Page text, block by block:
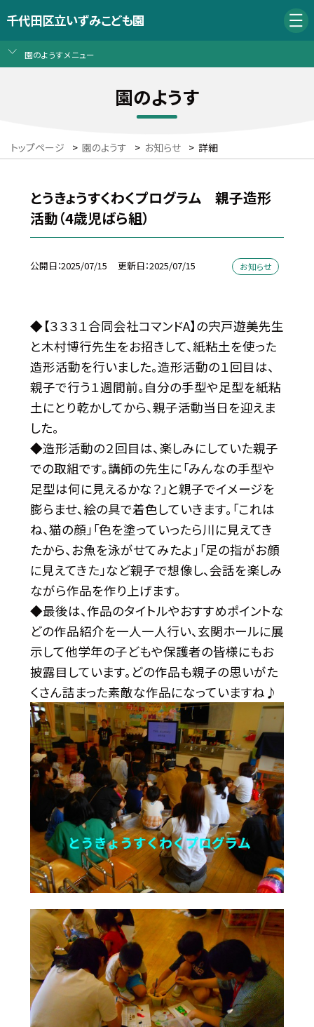
千代田区立いずみこども園
園のようすメニュー
園のようす
トップページ > 園のようす > お知らせ > 詳細
とうきょうすくわくプログラム 親子造形
活動（4歳児ばら組）
公開日 2025/07/15 更新日 2025/07/15 お知らせ
◆【３３３１合同会社コマンドA】の宍戸遊美先生
と木村博行先生をお招きして、紙粘土を使った
造形活動を行いました。造形活動の１回目は、
親子で行う１週間前。自分の手型や足型を紙粘
土にとり乾かしてから、親子活動当日を迎えま
した。
◆造形活動の２回目は、楽しみにしていた親子
での取組です。講師の先生に「みんなの手型や
足型は何に見えるかな？」と親子でイメージを
膨らませ、絵の具で着色していきます。「これは
ね、猫の顔」「色を塗っていったら川に見えてき
たから、お魚を泳がせてみたよ」「足の指がお顔
に見えてきた」など親子で想像し、会話を楽しみ
ながら作品を作り上げます。
◆最後は、作品のタイトルやおすすめポイントな
どの作品紹介を一人一人行い、玄関ホールに展
示して他学年の子どもや保護者の皆様にもお
披露目しています。どの作品も親子の思いがた
くさん詰まった素敵な作品になっていますね♪